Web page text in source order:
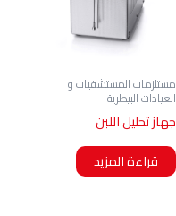
مستلزمات المستشفيات و
العيادات البيطرية
جهاز تحليل اللبن
قراءة المزيد